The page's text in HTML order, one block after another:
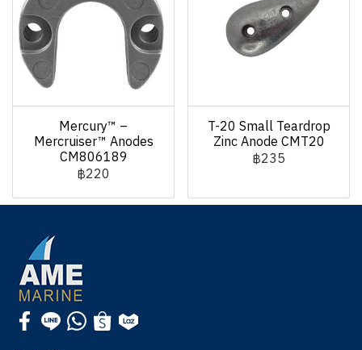
Mercury™ –
Mercruiser™ Anodes
CM806189
฿220
T-20 Small Teardrop
Zinc Anode CMT20
฿235